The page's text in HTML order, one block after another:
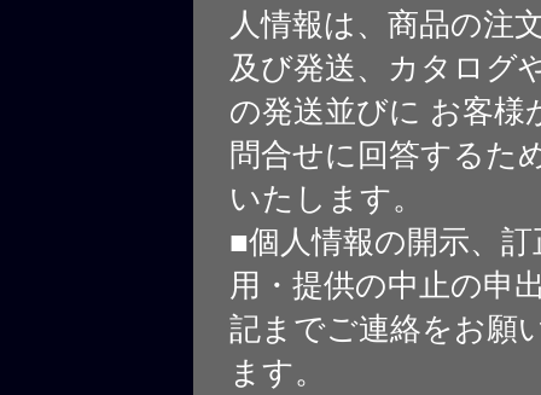
人情報は、商品の注
及び発送、カタログ
の発送並びに お客様
問合せに回答するた
いたします。
■個人情報の開示、
用・提供の中止の申
記までご連絡をお願
ます。